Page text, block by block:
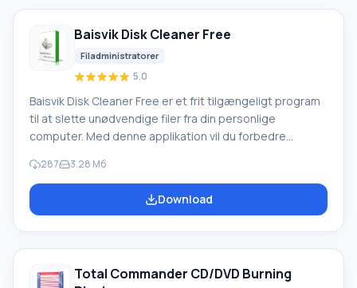
Baisvik Disk Cleaner Free
Filadministratorer
5.0
Baisvik Disk Cleaner Free er et frit tilgængeligt program
til at slette unødvendige filer fra din personlige
computer. Med denne applikation vil du forbedre
fortrolige filer mod ondsindede trusler på internettet.
Softwaren vil også hjælpe dig med at rydde op på
diskplads fra unødvendigt skrammel, browser-cache,
287 3.28 Mб
Download
Total Commander CD/DVD Burning